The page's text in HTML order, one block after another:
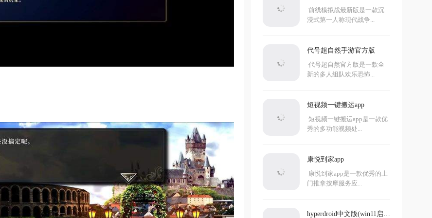
前线模拟战最新版是一款沉
浸式第一人称现代战争...
代号超自然手游官方版
代号超自然官方版是一款全
新的多人组队欢乐恐怖...
短视频一键搬运app
短视频一键搬运app是一款优
秀的多功能视频处...
康悦到家app
康悦到家app是一款优秀的上
门推拿按摩服务应...
hyperdroid中文版(win11启动